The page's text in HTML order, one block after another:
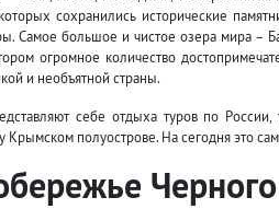
сохранились исторические
Самое большое и чистое озера мира –
огромное количество
и необъятной страны.
себе отдыха туров по
Крымском полуострове. На сегодня это